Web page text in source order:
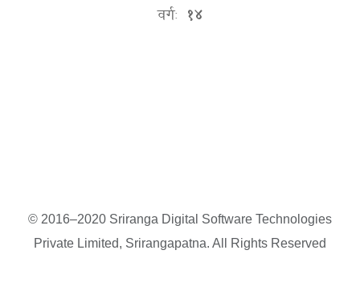
वर्गः १४
© 2016–2020 Sriranga Digital Software Technologies
Private Limited, Srirangapatna. All Rights Reserved